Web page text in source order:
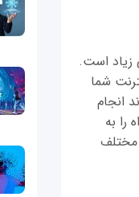
زیاد است.
شما
انجام
را به
مختلف